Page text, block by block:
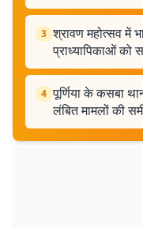
3 श्रावण महोत्सव में
प्राध्यापिकाओं को
4 पूर्णिया के कसबा
लंबित मामलों की